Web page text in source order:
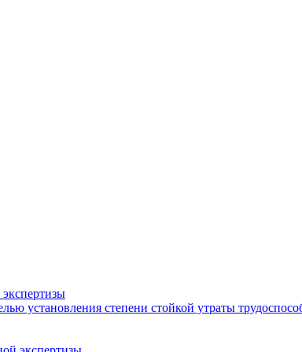
установления степени стойкой утраты